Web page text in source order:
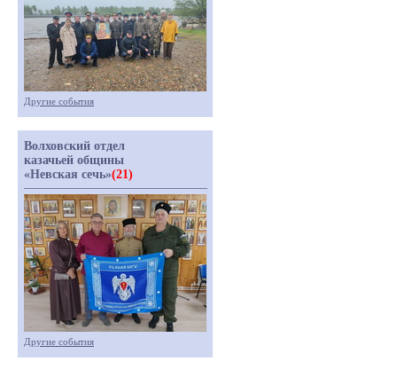
Другие события
Волховский отдел
казачьей общины
«Невская сечь»(21)
Другие события